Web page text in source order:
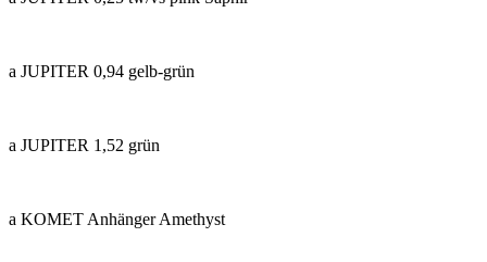
a JUPITER 0,94 gelb-grün
a JUPITER 1,52 grün
a KOMET Anhänger Amethyst